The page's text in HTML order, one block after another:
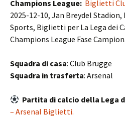
Champions League: Biglietti
2025-12-10, Jan Breydel
Sports, Biglietti per La Lega dei
Champions League Fase
Squadra di casa: Club Brugge
Squadra in trasferta: Arsenal
Partita di calcio della Lega
– Arsenal Biglietti.